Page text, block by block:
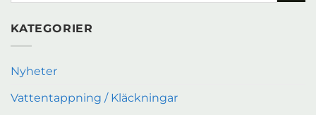
KATEGORIER
Nyheter
Vattentappning / Kläckningar